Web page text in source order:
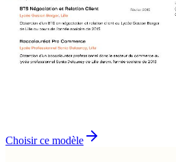
Choisir ce modèle